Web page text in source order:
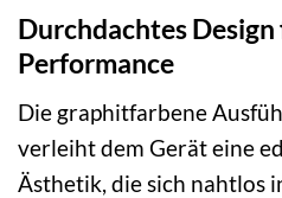
Durchdachtes
Performance
Die graphitfarbene
verleiht dem Gerät eine
Ästhetik, die sich nahtlos